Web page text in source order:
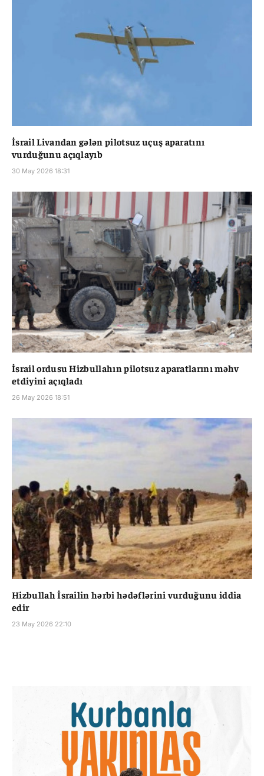
İsrail Livandan gələn pilotsuz uçuş aparatını
vurduğunu açıqlayıb
30 May 2026 18:31
İsrail ordusu Hizbullahın pilotsuz aparatlarını məhv
etdiyini açıqladı
26 May 2026 18:51
Hizbullah İsrailin hərbi hədəflərini vurduğunu iddia
edir
23 May 2026 22:10